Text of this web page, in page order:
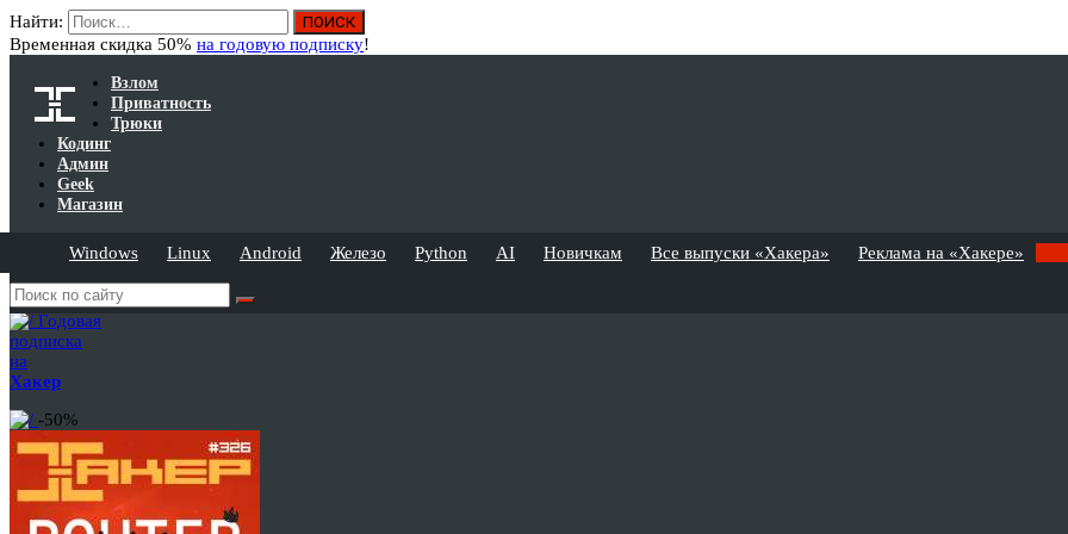
Найти:
Временная скидка 50% на годовую подписку!
Взлом
Приватность
Трюки
Кодинг
Админ
Geek
Магазин
Windows Linux Android Железо Python AI Новичкам Все выпуски «Хакера» Реклама на «Хакере»
Годовая
подписка
на
Хакер
-50%